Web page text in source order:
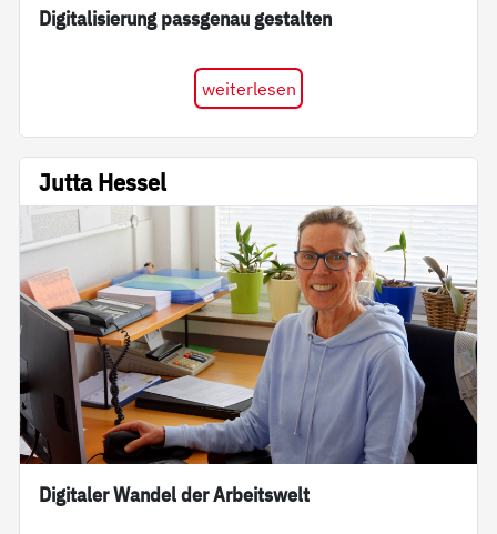
Digitalisierung passgenau gestalten
weiterlesen
Jutta Hessel
Digitaler Wandel der Arbeitswelt